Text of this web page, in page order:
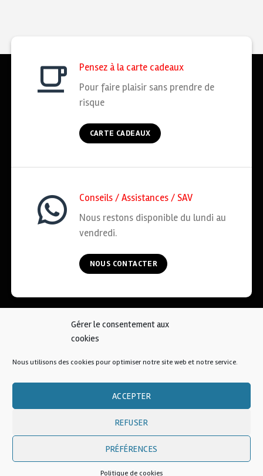
Gérer le consentement aux
cookies
Nous utilisons des cookies pour optimiser notre site web et notre service.
ACCEPTER
REFUSER
PRÉFÉRENCES
Politique de cookies
Pensez à la carte cadeaux
Pour faire plaisir sans prendre de
risque
CARTE CADEAUX
Conseils / Assistances / SAV
Nous restons disponible du lundi au
vendredi.
NOUS CONTACTER
COOKIES CGV MENTIONS LÉGALES
Une création